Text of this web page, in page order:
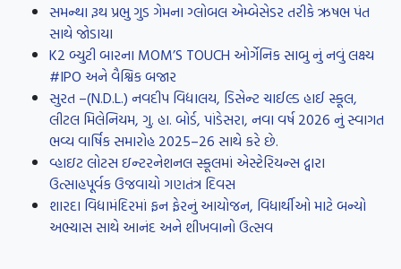
સમન્થા રૂથ પ્રભુ ગુડ ગેમના ગ્લોબલ એમ્બેસેડર તરીકે ઋષભ પંત
સાથે જોડાયા
K2 બ્યુટી બારના MOM’S TOUCH ઓર્ગેનિક સાબુ નું નવું લક્ષ્ય
#IPO અને વૈશ્વિક બજાર
સુરત –(N.D.L.) નવદીપ વિદ્યાલય, ડિસેન્ટ ચાઈલ્ડ હાઈ સ્કૂલ,
લીટલ મિલેનિયમ, ગુ. હા. બોર્ડ, પાંડેસરા, નવા વર્ષ 2026 નું સ્વાગત
ભવ્ય વાર્ષિક સમારોહ 2025–26 સાથે કરે છે.
વ્હાઇટ લોટસ ઇન્ટરનેશનલ સ્કૂલમાં એસ્ટેરિયન્સ દ્વારા
ઉત્સાહપૂર્વક ઉજવાયો ગણતંત્ર દિવસ
શારદા વિદ્યામંદિરમાં ફન ફેરનું આયોજન, વિધાર્થીઓ માટે બન્યો
અભ્યાસ સાથે આનંદ અને શીખવાનો ઉત્સવ